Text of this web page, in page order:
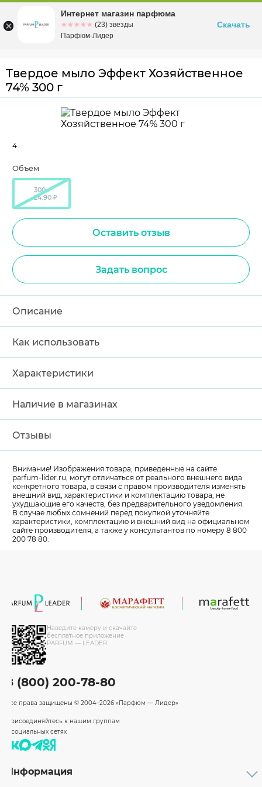
Омскул. Заозерная, 11, к. 1
Твердое мыло Эффект Хозяйственное
74% 300 г
4
Объём
300 г
24.90 ₽
Оставить отзыв
Задать вопрос
Описание
Как использовать
Характеристики
Наличие в магазинах
Отзывы
Внимание! Изображения товара, приведенные на сайте
parfum-lider.ru, могут отличаться от реального внешнего вида
конкретного товара, в связи с правом производителя изменять
внешний вид, характеристики и комплектацию товара, не
ухудшающие его качеств, без предварительного уведомления.
В случае любых сомнений перед покупкой уточняйте
характеристики, комплектацию и внешний вид на официальном
сайте производителя, а также у консультантов по номеру 8 800
200 78 80.
Наведите камеру и скачайте
бесплатное приложение
PARFUM — LEADER
8 (800) 200-78-80
Все права защищены © 2004–2026 «Парфюм — Лидер»
Присоединяйтесь к нашим группам
в социальных сетях
Информация
Интернет магазин парфюма
☆☆☆☆☆
★★★★★ (23) звезды
Парфюм-Лидер
Скачать